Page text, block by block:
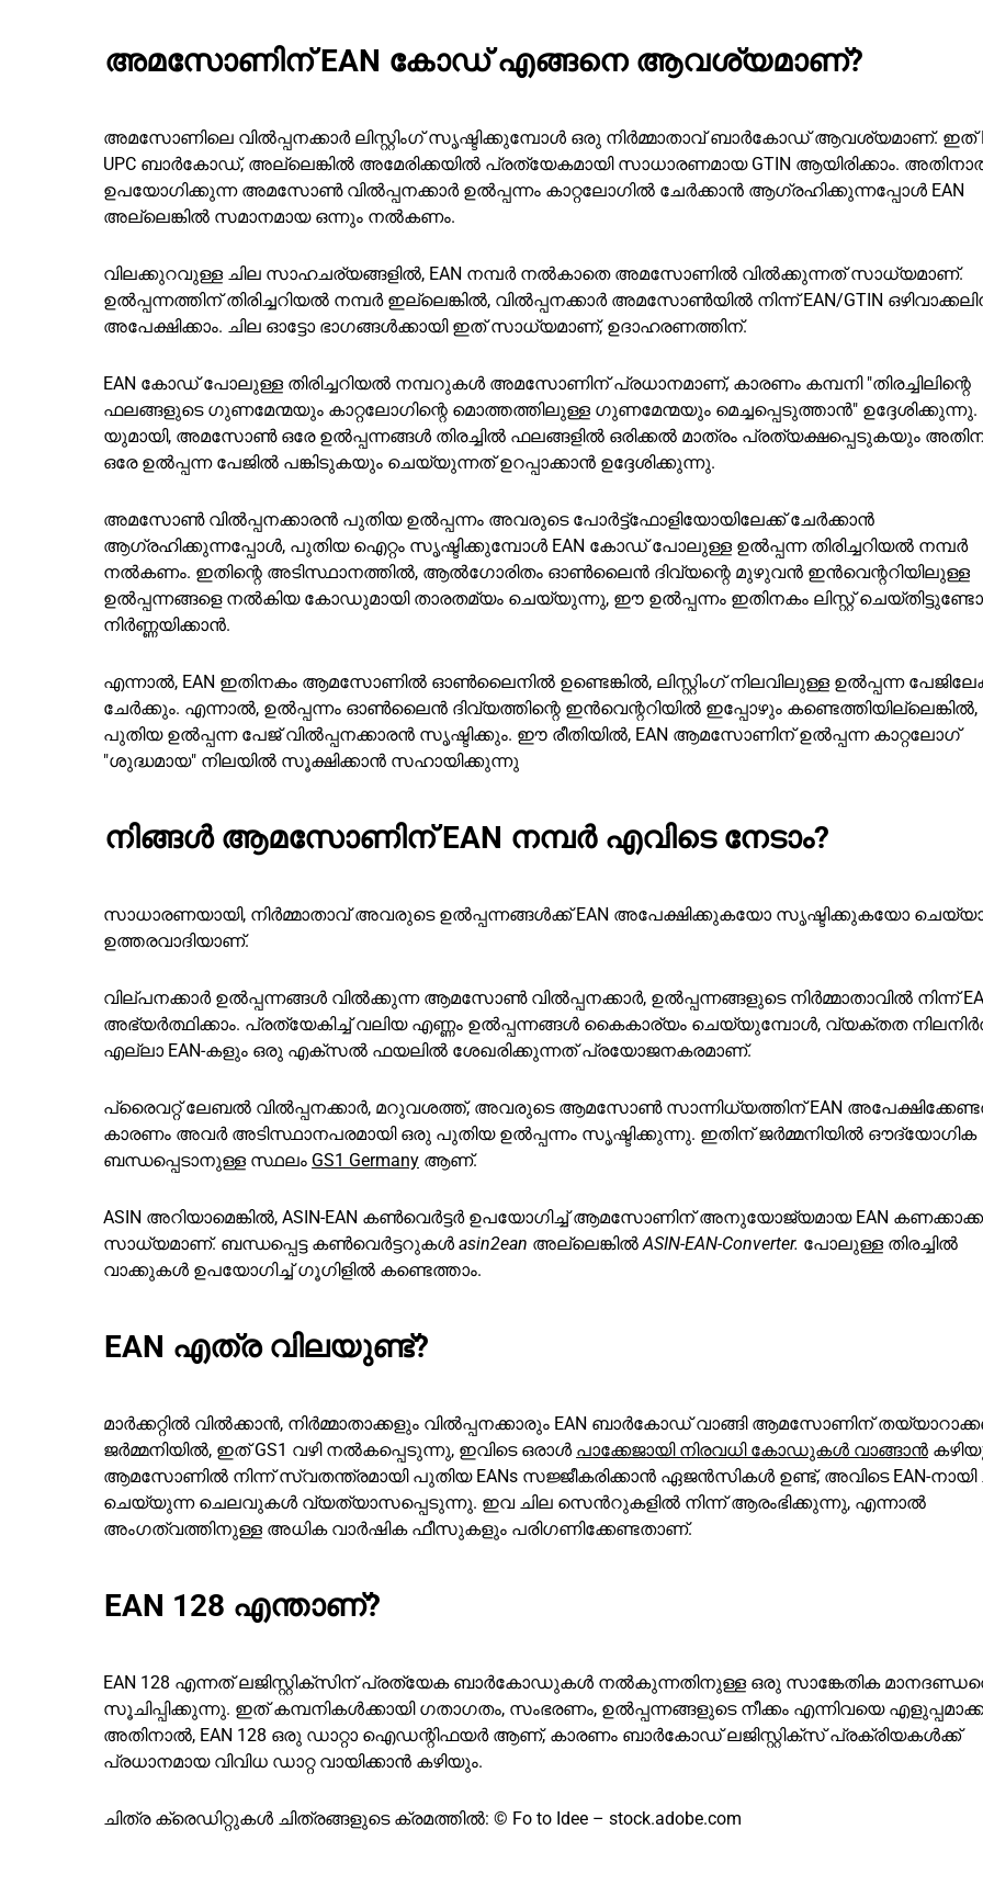
അമസോണിന് EAN കോഡ് എങ്ങനെ ആവശ്യമാണ്?
അമസോണിലെ വിൽപ്പനക്കാർ ലിസ്റ്റിംഗ് സൃഷ്ടിക്കുമ്പോൾ ഒരു നിർമ്മാതാവ് ബാർകോഡ് ആവശ്യമാണ്. ഇത്
UPC ബാർകോഡ്, അല്ലെങ്കിൽ അമേരിക്കയിൽ പ്രത്യേകമായി സാധാരണമായ GTIN ആയിരിക്കാം.
ഉപയോഗിക്കുന്ന അമസോൺ വിൽപ്പനക്കാർ ഉൽപ്പന്നം കാറ്റലോഗിൽ ചേർക്കാൻ ആഗ്രഹിക്കുന്നപ്പോൾ EAN
അല്ലെങ്കിൽ സമാനമായ ഒന്നും നൽകണം.
വിലക്കുറവുള്ള ചില സാഹചര്യങ്ങളിൽ, EAN നമ്പർ നൽകാതെ അമസോണിൽ വിൽക്കുന്നത് സാധ്യമാണ്.
ഉൽപ്പന്നത്തിന് തിരിച്ചറിയൽ നമ്പർ ഇല്ലെങ്കിൽ, വിൽപ്പനക്കാർ അമസോൺയിൽ നിന്ന് EAN/GTIN
അപേക്ഷിക്കാം. ചില ഓട്ടോ ഭാഗങ്ങൾക്കായി ഇത് സാധ്യമാണ്, ഉദാഹരണത്തിന്.
EAN കോഡ് പോലുള്ള തിരിച്ചറിയൽ നമ്പറുകൾ അമസോണിന് പ്രധാനമാണ്, കാരണം കമ്പനി "തിരച്ചിലിന്റെ
ഫലങ്ങളുടെ ഗുണമേന്മയും കാറ്റലോഗിന്റെ മൊത്തത്തിലുള്ള ഗുണമേന്മയും മെച്ചപ്പെടുത്താൻ" ഉദ്ദേശിക്കുന്നു.
യുമായി, അമസോൺ ഒരേ ഉൽപ്പന്നങ്ങൾ തിരച്ചിൽ ഫലങ്ങളിൽ ഒരിക്കൽ മാത്രം പ്രത്യക്ഷപ്പെടുകയും
ഒരേ ഉൽപ്പന്ന പേജിൽ പങ്കിടുകയും ചെയ്യുന്നത് ഉറപ്പാക്കാൻ ഉദ്ദേശിക്കുന്നു.
അമസോൺ വിൽപ്പനക്കാരൻ പുതിയ ഉൽപ്പന്നം അവരുടെ പോർട്ട്ഫോളിയോയിലേക്ക് ചേർക്കാൻ
ആഗ്രഹിക്കുന്നപ്പോൾ, പുതിയ ഐറ്റം സൃഷ്ടിക്കുമ്പോൾ EAN കോഡ് പോലുള്ള ഉൽപ്പന്ന തിരിച്ചറിയൽ നമ്പർ
നൽകണം. ഇതിന്റെ അടിസ്ഥാനത്തിൽ, ആൽഗോരിതം ഓൺലൈൻ ദിവ്യന്റെ മുഴുവൻ ഇൻവെന്ററിയിലുള്ള
ഉൽപ്പന്നങ്ങളെ നൽകിയ കോഡുമായി താരതമ്യം ചെയ്യുന്നു, ഈ ഉൽപ്പന്നം ഇതിനകം ലിസ്റ്റ്
നിർണ്ണയിക്കാൻ.
എന്നാൽ, EAN ഇതിനകം ആമസോണിൽ ഓൺലൈനിൽ ഉണ്ടെങ്കിൽ, ലിസ്റ്റിംഗ് നിലവിലുള്ള ഉൽപ്പന്ന
ചേർക്കും. എന്നാൽ, ഉൽപ്പന്നം ഓൺലൈൻ ദിവ്യത്തിന്റെ ഇൻവെന്ററിയിൽ ഇപ്പോഴും
പുതിയ ഉൽപ്പന്ന പേജ് വിൽപ്പനക്കാരൻ സൃഷ്ടിക്കും. ഈ രീതിയിൽ, EAN ആമസോണിന് ഉൽപ്പന്ന കാറ്റലോഗ്
"ശുദ്ധമായ" നിലയിൽ സൂക്ഷിക്കാൻ സഹായിക്കുന്നു
നിങ്ങൾ ആമസോണിന് EAN നമ്പർ എവിടെ നേടാം?
സാധാരണയായി, നിർമ്മാതാവ് അവരുടെ ഉൽപ്പന്നങ്ങൾക്ക് EAN അപേക്ഷിക്കുകയോ സൃഷ്ടിക്കുകയോ
ഉത്തരവാദിയാണ്.
വില്പനക്കാർ ഉൽപ്പന്നങ്ങൾ വിൽക്കുന്ന ആമസോൺ വിൽപ്പനക്കാർ, ഉൽപ്പന്നങ്ങളുടെ നിർമ്മാതാവിൽ നിന്ന്
അഭ്യർത്ഥിക്കാം. പ്രത്യേകിച്ച് വലിയ എണ്ണം ഉൽപ്പന്നങ്ങൾ കൈകാര്യം ചെയ്യുമ്പോൾ, വ്യക്തത
എല്ലാ EAN-കളും ഒരു എക്സൽ ഫയലിൽ ശേഖരിക്കുന്നത് പ്രയോജനകരമാണ്.
പ്രൈവറ്റ് ലേബൽ വിൽപ്പനക്കാർ, മറുവശത്ത്, അവരുടെ ആമസോൺ സാന്നിധ്യത്തിന് EAN
കാരണം അവർ അടിസ്ഥാനപരമായി ഒരു പുതിയ ഉൽപ്പന്നം സൃഷ്ടിക്കുന്നു. ഇതിന് ജർമ്മനിയിൽ ഔദ്യോഗിക
ബന്ധപ്പെടാനുള്ള സ്ഥലം GS1 Germany ആണ്.
ASIN അറിയാമെങ്കിൽ, ASIN-EAN കൺവെർട്ടർ ഉപയോഗിച്ച് ആമസോണിന് അനുയോജ്യമായ EAN
സാധ്യമാണ്. ബന്ധപ്പെട്ട കൺവെർട്ടറുകൾ asin2ean അല്ലെങ്കിൽASIN-EAN-Converter. പോലുള്ള തിരച്ചിൽ
വാക്കുകൾ ഉപയോഗിച്ച് ഗൂഗിളിൽ കണ്ടെത്താം.
EAN എത്ര വിലയുണ്ട്?
മാർക്കറ്റിൽ വിൽക്കാൻ, നിർമ്മാതാക്കളും വിൽപ്പനക്കാരും EAN ബാർകോഡ് വാങ്ങി ആമസോണിന്
ജർമ്മനിയിൽ, ഇത് GS1 വഴി നൽകപ്പെടുന്നു, ഇവിടെ ഒരാൾ പാക്കേജായി നിരവധി കോഡുകൾ വാങ്ങാൻ
ആമസോണിൽ നിന്ന് സ്വതന്ത്രമായി പുതിയ EANs സജ്ജീകരിക്കാൻ ഏജൻസികൾ ഉണ്ട്, അവിടെ EAN-നായി
ചെയ്യുന്ന ചെലവുകൾ വ്യത്യാസപ്പെടുന്നു. ഇവ ചില സെൻറുകളിൽ നിന്ന് ആരംഭിക്കുന്നു, എന്നാൽ
അംഗത്വത്തിനുള്ള അധിക വാർഷിക ഫീസുകളും പരിഗണിക്കേണ്ടതാണ്.
EAN 128 എന്താണ്?
EAN 128 എന്നത് ലജിസ്റ്റിക്‌സിന് പ്രത്യേക ബാർകോഡുകൾ നൽകുന്നതിനുള്ള ഒരു സാങ്കേതിക
സൂചിപ്പിക്കുന്നു. ഇത് കമ്പനികൾക്കായി ഗതാഗതം, സംഭരണം, ഉൽപ്പന്നങ്ങളുടെ നീക്കം എന്നിവയെ
അതിനാൽ, EAN 128 ഒരു ഡാറ്റാ ഐഡന്റിഫയർ ആണ്, കാരണം ബാർകോഡ് ലജിസ്റ്റിക്‌സ് പ്രക്രിയകൾക്ക്
പ്രധാനമായ വിവിധ ഡാറ്റ വായിക്കാൻ കഴിയും.
ചിത്ര ക്രെഡിറ്റുകൾ ചിത്രങ്ങളുടെ ക്രമത്തിൽ: © Fo to Idee – stock.adobe.com